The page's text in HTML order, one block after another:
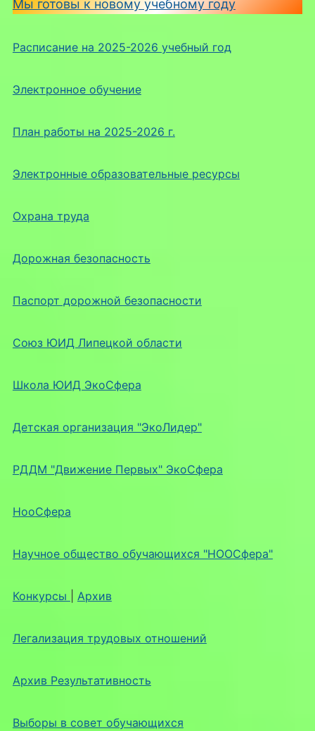
Мы готовы к новому учебному году
Расписание на 2025-2026 учебный год
Электронное обучение
План работы на 2025-2026 г.
Электронные образовательные ресурсы
Охрана труда
Дорожная безопасность
Паспорт дорожной безопасности
Союз ЮИД Липецкой области
Школа ЮИД ЭкоСфера
Детская организация "ЭкоЛидер"
РДДМ "Движение Первых" ЭкоСфера
НооСфера
Научное общество обучающихся "НООСфера"
Конкурсы Архив
Легализация трудовых отношений
Архив Результативность
Выборы в совет обучающихся